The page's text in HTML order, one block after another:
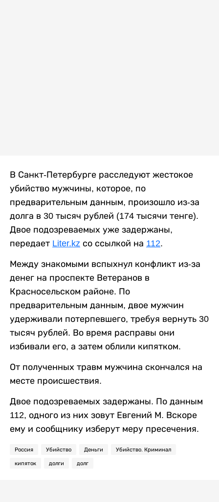
В Санкт-Петербурге расследуют жестокое
убийство мужчины, которое, по
предварительным данным, произошло из-за
долга в 30 тысяч рублей (174 тысячи тенге).
Двое подозреваемых уже задержаны,
передает Liter.kz со ссылкой на 112.
Между знакомыми вспыхнул конфликт из-за
денег на проспекте Ветеранов в
Красносельском районе. По
предварительным данным, двое мужчин
удерживали потерпевшего, требуя вернуть 30
тысяч рублей. Во время расправы они
избивали его, а затем облили кипятком.
От полученных травм мужчина скончался на
месте происшествия.
Двое подозреваемых задержаны. По данным
112, одного из них зовут Евгений М. Вскоре
ему и сообщнику изберут меру пресечения.
Россия Убийство Деньги Убийство. Криминал
кипяток долги долг